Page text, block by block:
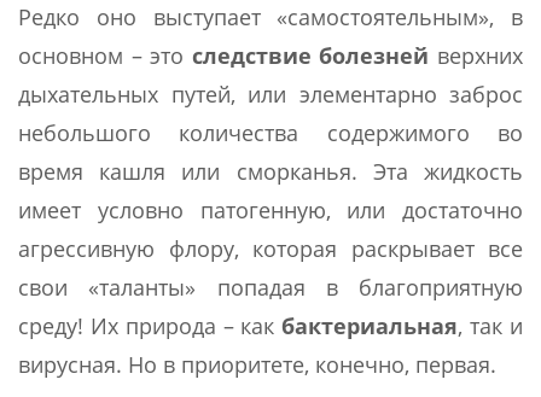
Редко оно выступает «самостоятельным», в
основном – это следствие болезней верхних
дыхательных путей, или элементарно заброс
небольшого количества содержимого во
время кашля или сморканья. Эта жидкость
имеет условно патогенную, или достаточно
агрессивную флору, которая раскрывает все
свои «таланты» попадая в благоприятную
среду! Их природа – как бактериальная, так и
вирусная. Но в приоритете, конечно, первая.